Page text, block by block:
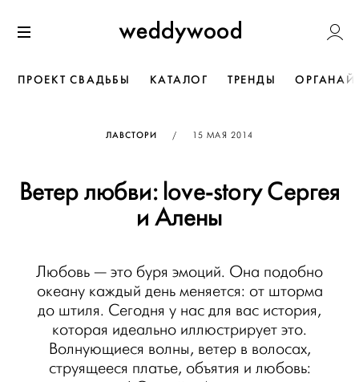
к содержанию
Weddywood
ПРОЕКТ СВАДЬБЫ КАТАЛОГ ТРЕНДЫ
ЛАВСТОРИ / ОПУБЛИКОВАНО
15 МАЯ 2014
Ветер любви: love-story Сергея
и Алены
Любовь — это буря эмоций. Она подобно
океану каждый день меняется: от шторма
до штиля. Сегодня у нас для вас история,
которая идеально иллюстрирует это.
Волнующиеся волны, ветер в волосах,
струящееся платье, объятия и любовь: